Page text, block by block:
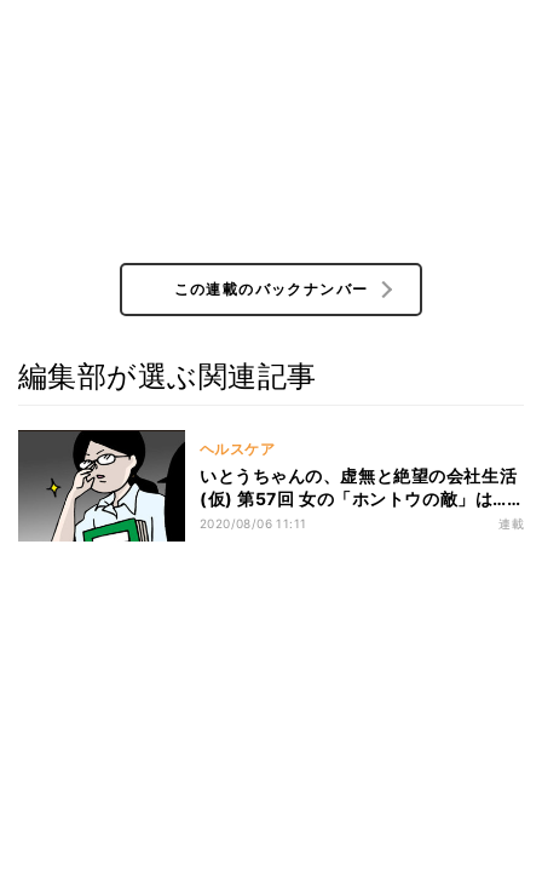
この連載のバックナンバー
編集部が選ぶ関連記事
ヘルスケア
いとうちゃんの、虚無と絶望の会社生活
(仮) 第57回 女の「ホントウの敵」は……
2020/08/06 11:11 連載